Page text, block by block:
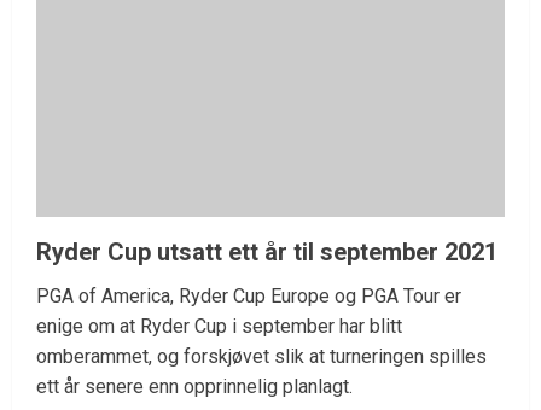
Ryder Cup utsatt ett år til september 2021
PGA of America, Ryder Cup Europe og PGA Tour er
enige om at Ryder Cup i september har blitt
omberammet, og forskjøvet slik at turneringen spilles
ett år senere enn opprinnelig planlagt.